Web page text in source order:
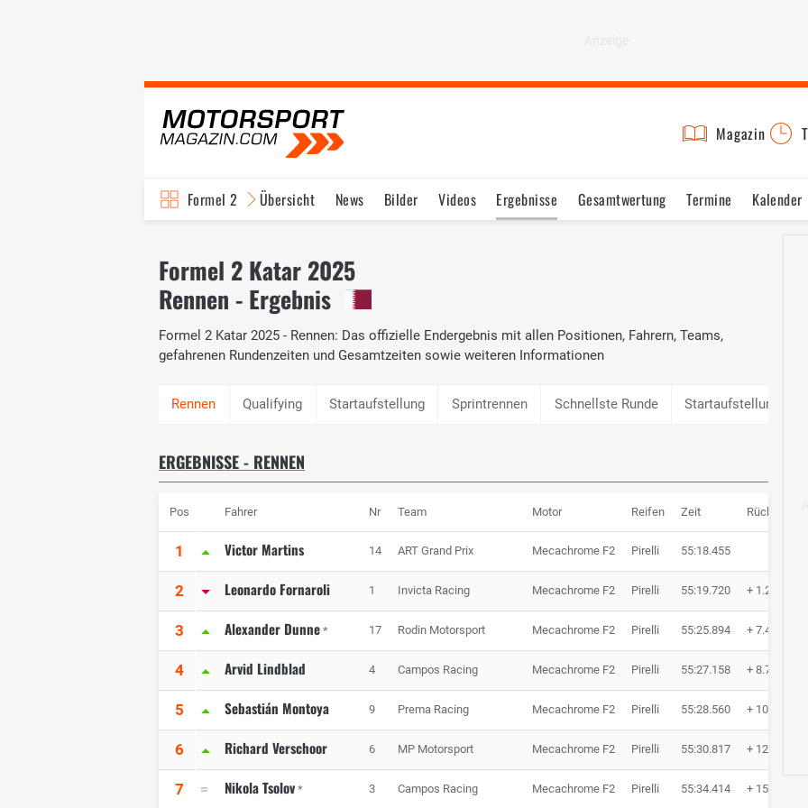
Magazin
Formel 2 Übersicht News Bilder Videos Ergebnisse Gesamtwertung Termine Kalender
Formel 2 Katar 2025
Rennen - Ergebnis
Formel 2 Katar 2025 - Rennen: Das offizielle Endergebnis mit allen Positionen, Fahrern, Teams,
gefahrenen Rundenzeiten und Gesamtzeiten sowie weiteren Informationen
Qualifying Startaufstellung Sprintrennen Schnellste Runde Startaufstellung
ERGEBNISSE - RENNEN
Pos Fahrer Nr Team Motor Reifen Zeit Rückstand
1 Victor Martins 14 ART Grand Prix Mecachrome F2 Pirelli 55:18.455
2 Leonardo Fornaroli 1 Invicta Racing Mecachrome F2 Pirelli 55:19.720 + 1.265
3 Alexander Dunne * 17 Rodin Motorsport Mecachrome F2 Pirelli 55:25.894 + 7.439
4 Arvid Lindblad 4 Campos Racing Mecachrome F2 Pirelli 55:27.158 + 8.703
5 Sebastián Montoya 9 Prema Racing Mecachrome F2 Pirelli 55:28.560 + 10.105
6 Richard Verschoor 6 MP Motorsport Mecachrome F2 Pirelli 55:30.817 + 12.362
7 Nikola Tsolov * 3 Campos Racing Mecachrome F2 Pirelli 55:34.414 + 15.959